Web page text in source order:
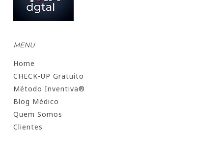
MENU
Home
CHECK-UP Gratuito
Método Inventiva®
Blog Médico
Quem Somos
Clientes